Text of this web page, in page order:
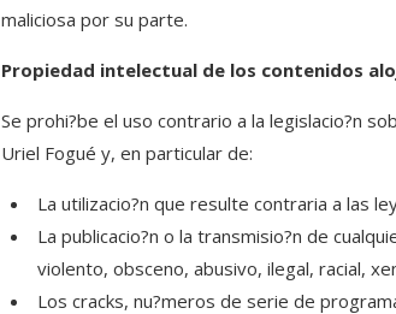
maliciosa por su parte.
Propiedad intelectual de los contenidos
Se prohi?be el uso contrario a la legislacio?n
Uriel Fogué y, en particular de:
La utilizacio?n que resulte contraria a las
La publicacio?n o la transmisio?n de
violento, obsceno, abusivo, ilegal, racial,
Los cracks, nu?meros de serie de